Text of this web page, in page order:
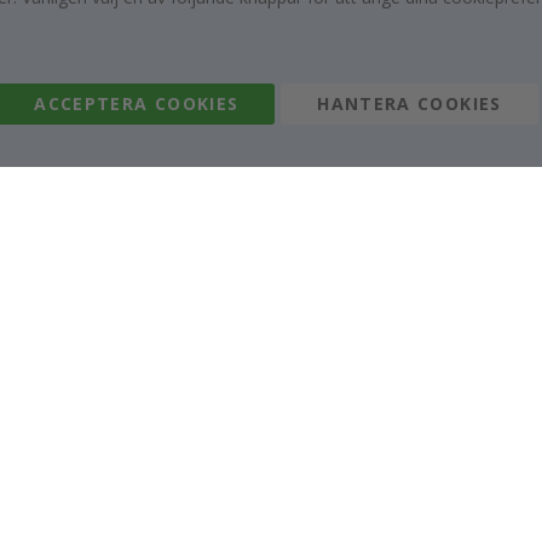
ACCEPTERA COOKIES HANTERA COOKIES